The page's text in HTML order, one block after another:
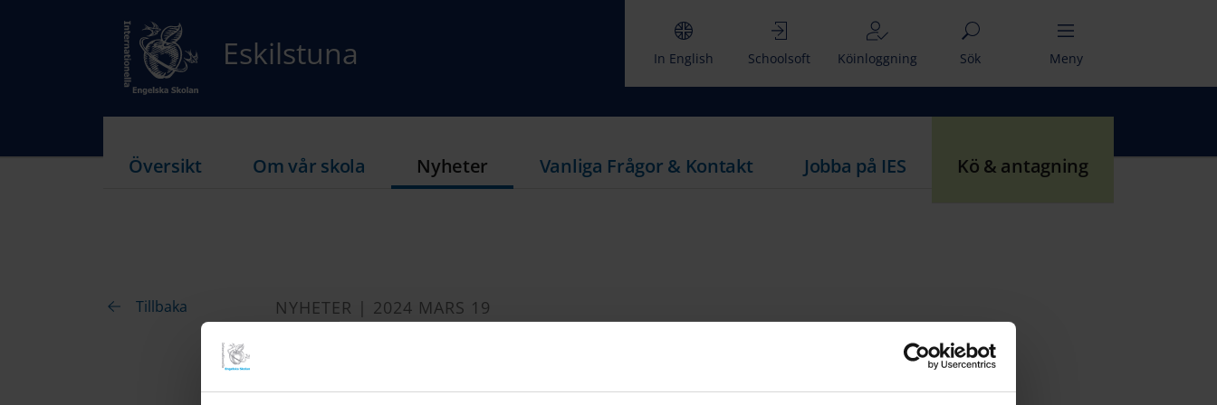
Eskilstuna In English Schoolsoft Köinloggning Sök Meny
Översikt Om vår skola Nyheter Vanliga Frågor & Kontakt Jobba på IES Kö & antagning
Tillbaka NYHETER | 2024 MARS 19